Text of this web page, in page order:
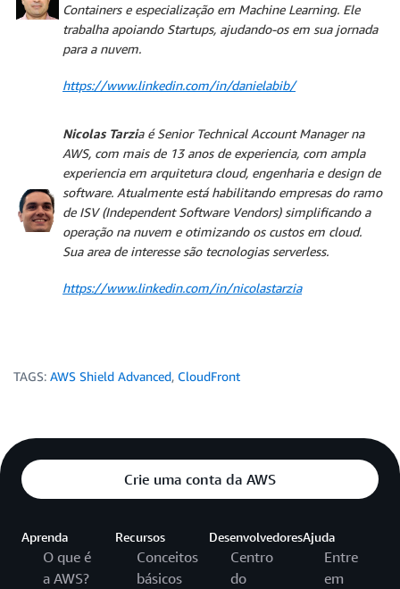
Containers e especialização em Machine Learning. Ele
trabalha apoiando Startups, ajudando-os em sua jornada
para a nuvem.
https://www.linkedin.com/in/danielabib/
Nicolas Tarzia é Senior Technical Account Manager na
AWS, com mais de 13 anos de experiencia, com ampla
experiencia em arquitetura cloud, engenharia e design de
software. Atualmente está habilitando empresas do ramo
de ISV (Independent Software Vendors) simplificando a
operação na nuvem e otimizando os custos em cloud.
Sua area de interesse são tecnologias serverless.
https://www.linkedin.com/in/nicolastarzia
TAGS: AWS Shield Advanced, CloudFront
Crie uma conta da AWS
Aprenda
O que é
a AWS?
Recursos
Conceitos
básicos
Desenvolvedores
Centro
do
Ajuda
Entre
em